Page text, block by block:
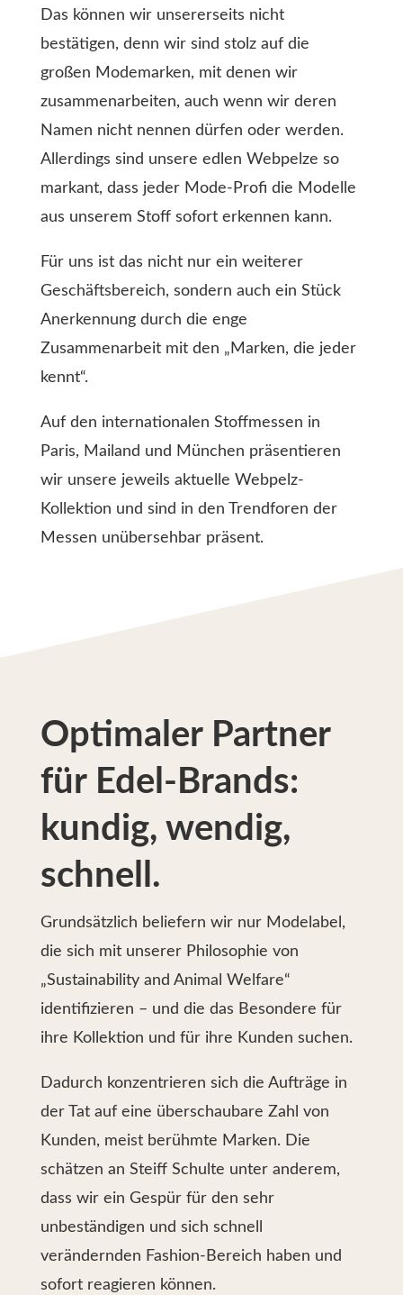
Das können wir unsererseits nicht
bestätigen, denn wir sind stolz auf die
großen Modemarken, mit denen wir
zusammenarbeiten, auch wenn wir deren
Namen nicht nennen dürfen oder werden.
Allerdings sind unsere edlen Webpelze so
markant, dass jeder Mode-Profi die Modelle
aus unserem Stoff sofort erkennen kann.
Für uns ist das nicht nur ein weiterer
Geschäftsbereich, sondern auch ein Stück
Anerkennung durch die enge
Zusammenarbeit mit den „Marken, die jeder
kennt“.
Auf den internationalen Stoffmessen in
Paris, Mailand und München präsentieren
wir unsere jeweils aktuelle Webpelz-
Kollektion und sind in den Trendforen der
Messen unübersehbar präsent.
Optimaler Partner
für Edel-Brands:
kundig, wendig,
schnell.
Grundsätzlich beliefern wir nur Modelabel,
die sich mit unserer Philosophie von
„Sustainability and Animal Welfare“
identifizieren – und die das Besondere für
ihre Kollektion und für ihre Kunden suchen.
Dadurch konzentrieren sich die Aufträge in
der Tat auf eine überschaubare Zahl von
Kunden, meist berühmte Marken. Die
schätzen an Steiff Schulte unter anderem,
dass wir ein Gespür für den sehr
unbeständigen und sich schnell
verändernden Fashion-Bereich haben und
sofort reagieren können.